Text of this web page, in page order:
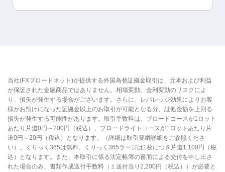
当社(FXブロードネット)が提供する外国為替証拠金取引は、元本および利益
が保証された金融商品ではありません。相場変動、金利変動のリスクによ
り、損失が発生する場合がございます。さらに、レバレッジ効果によりお客
様がお預けになった証拠金以上のお取引が可能となる分、証拠金額を上回る
損失が発生する可能性があります。取引手数料は、ブロードコースが1ロット
あたり片道0円～200円（税込）、ブロードライトコースが1ロットあたり片
道0円～20円（税込）となります。（詳細は取引要綱詳細をご参照くださ
い）。くりっく365は無料、くりっく365ラージは1枚につき片道1,100円（税
込）となります。また、本取引に係る法定帳簿の書面による交付を申し出さ
れた場合のみ、書類作成送付手数料（１送付当り2,200円（税込））が必要と